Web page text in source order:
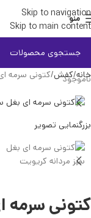
Skip to navigation
Skip to main content
منو
خانه کفش کتونی سرمه ناموجود
بزرگنمایی تصویر
کتونی سرمه